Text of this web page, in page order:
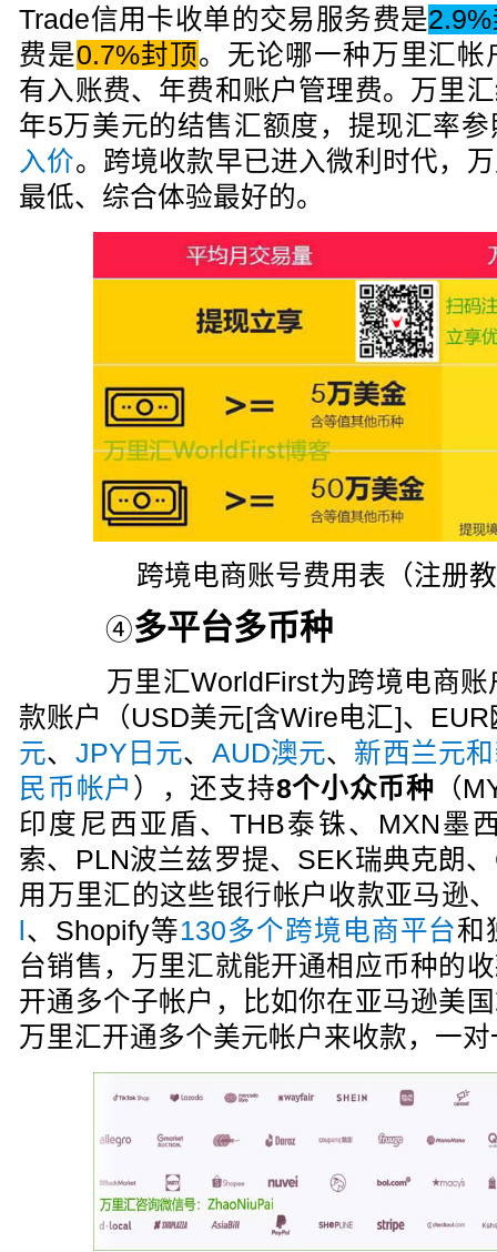
Trade信用卡收单的交易服务费是
费是0.7%封顶。无论哪一种万里汇
有入账费、年费和账户管理费。万里
年5万美元的结售汇额度，提现汇率
入价。跨境收款早已进入微利时代，
最低、综合体验最好的。
跨境电商账号费用表（注册
④多平台多币种
万里汇WorldFirst为跨境电商账
款账户（USD美元[含Wire电汇]、
元、 JPY日元、 AUD澳元、 新西兰元
民币帐户 ），还支持8个小众币种 （
印度尼西亚盾、THB泰铢、MXN墨
索、PLN波兰兹罗提、SEK瑞典克朗
用万里汇的这些银行帐户收款亚马逊
、Shopify等130多个跨境电商平台和
台销售，万里汇就能开通相应币种的
开通多个子帐户，比如你在亚马逊美
万里汇开通多个美元帐户来收款，一